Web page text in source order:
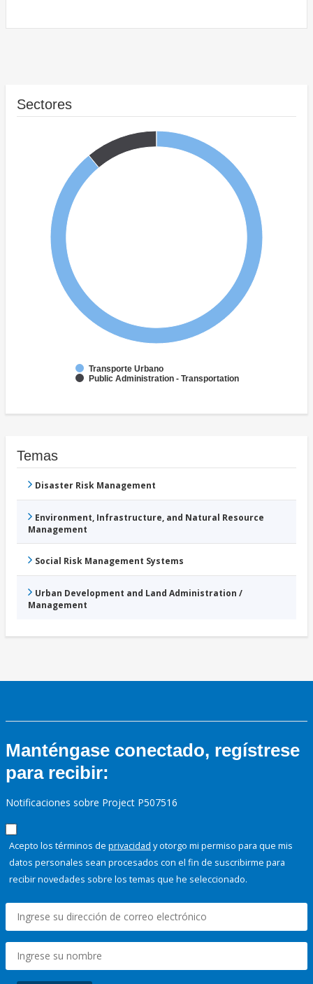
Sectores
Transporte Urbano
Public Administration - Transportation
Temas
Disaster Risk Management
Environment, Infrastructure, and Natural Resource
Management
Social Risk Management Systems
Urban Development and Land Administration /
Management
Manténgase conectado, regístrese
para recibir:
Notificaciones sobre Project P507516
Acepto los términos de privacidad y otorgo mi permiso para que mis
datos personales sean procesados con el fin de suscribirme para
recibir novedades sobre los temas que he seleccionado.